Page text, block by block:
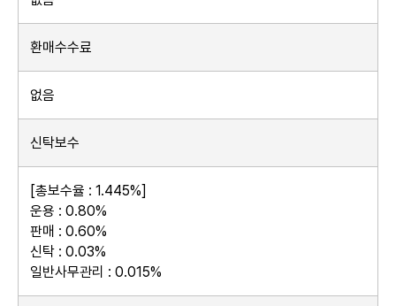
환매수수료
없음
신탁보수
[총보수율 : 1.445%]
운용 : 0.80%
판매 : 0.60%
신탁 : 0.03%
일반사무관리 : 0.015%